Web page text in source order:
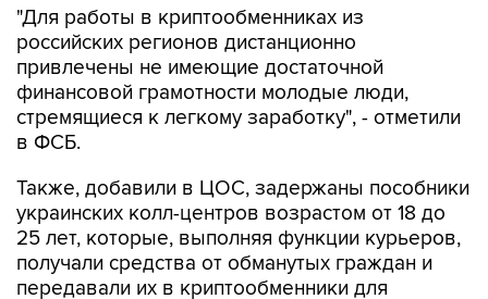
"Для работы в криптообменниках из
российских регионов дистанционно
привлечены не имеющие достаточной
финансовой грамотности молодые люди,
стремящиеся к легкому заработку", - отметили
в ФСБ.
Также, добавили в ЦОС, задержаны пособники
украинских колл-центров возрастом от 18 до
25 лет, которые, выполняя функции курьеров,
получали средства от обманутых граждан и
передавали их в криптообменники для